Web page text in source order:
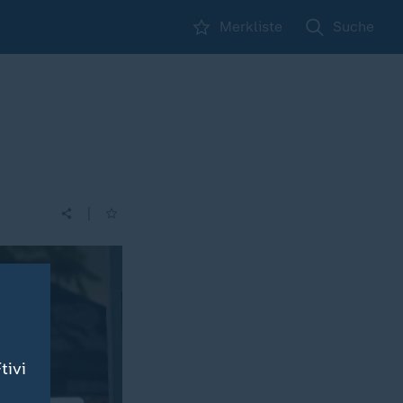
Merkliste Suche